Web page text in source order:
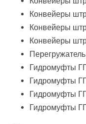
Конвейеры
Конвейеры
Конвейеры
Гидромуфты
Гидромуфты
Гидромуфты
Гидромуфты